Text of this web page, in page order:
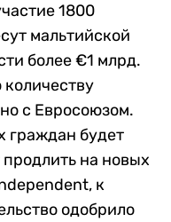
1800
мальтийской
более €1 млрд.
с Евросоюзом.
граждан будет
на новых
к
одобрило